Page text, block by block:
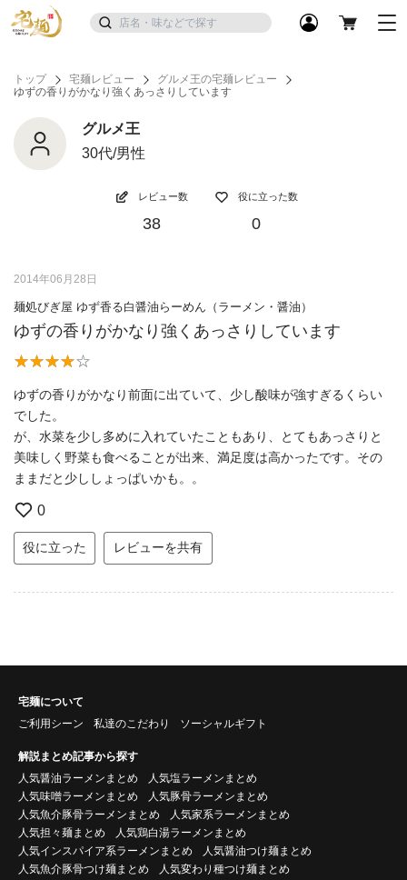
トップ 宅麺レビュー
グルメ王の宅麺レビュー
ゆずの香りがかなり強くあっさりしています
グルメ王
30代/男性
レビュー数
38
役に立った数
0
2014年06月28日
麺処びぎ屋 ゆず香る白醤油らーめん（ラーメン・醤油）
ゆずの香りがかなり強くあっさりしています
ゆずの香りがかなり前面に出ていて、少し酸味が強すぎるくらい
でした。
が、水菜を少し多めに入れていたこともあり、とてもあっさりと
美味しく野菜も食べることが出来、満足度は高かったです。その
ままだと少ししょっぱいかも。。
0
役に立った レビューを共有
宅麺について
ご利用シーン
私達のこだわり ソーシャルギフト
解説まとめ記事から探す
人気醤油ラーメンまとめ
人気塩ラーメンまとめ
人気味噌ラーメンまとめ
人気豚骨ラーメンまとめ
人気魚介豚骨ラーメンまとめ
人気家系ラーメンまとめ
人気担々麺まとめ
人気鶏白湯ラーメンまとめ
人気インスパイア系ラーメンまとめ
人気醤油つけ麺まとめ
人気魚介豚骨つけ麺まとめ
人気変わり種つけ麺まとめ